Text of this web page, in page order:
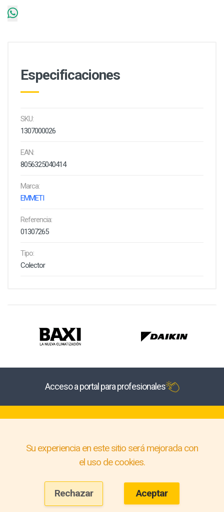
Especificaciones
SKU:
1307000026
EAN:
8056325040414
Marca:
EMMETI
Referencia:
01307265
Tipo:
Colector
Acceso a portal para profesionales
Su experiencia en este sitio será mejorada con
el uso de cookies.
Rechazar Aceptar